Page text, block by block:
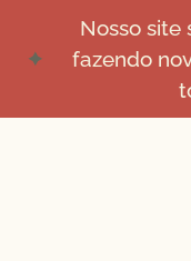
Nosso site
fazendo